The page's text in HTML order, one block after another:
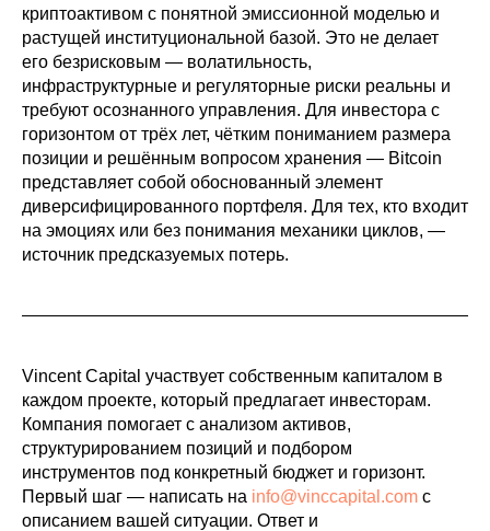
криптоактивом с понятной эмиссионной моделью и
растущей институциональной базой. Это не делает
его безрисковым — волатильность,
инфраструктурные и регуляторные риски реальны и
требуют осознанного управления. Для инвестора с
горизонтом от трёх лет, чётким пониманием размера
позиции и решённым вопросом хранения — Bitcoin
представляет собой обоснованный элемент
диверсифицированного портфеля. Для тех, кто входит
на эмоциях или без понимания механики циклов, —
источник предсказуемых потерь.
Vincent Capital участвует собственным капиталом в
каждом проекте, который предлагает инвесторам.
Компания помогает с анализом активов,
структурированием позиций и подбором
инструментов под конкретный бюджет и горизонт.
Первый шаг — написать на info@vinccapital.com с
описанием вашей ситуации. Ответ и